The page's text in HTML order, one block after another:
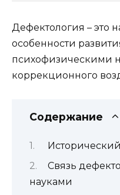
Дефектология – это
особенности
психофизическими
коррекционного
Содержание
Связь
науками